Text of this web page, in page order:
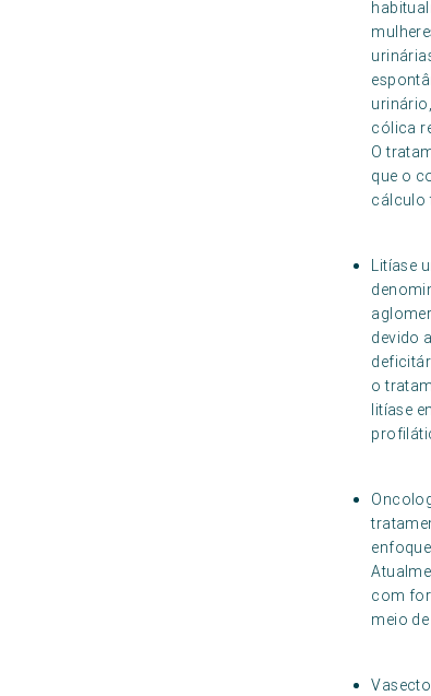
cólica
O
que o
cálculo
Litíase
devido
o
litíase
com
meio